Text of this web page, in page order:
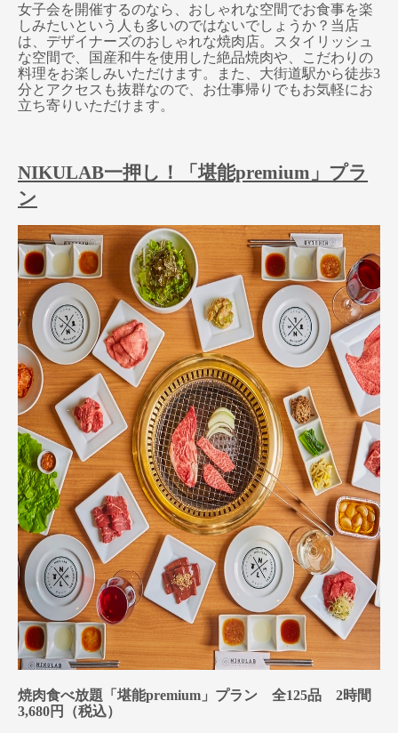
女子会を開催するのなら、おしゃれな空間でお食事を楽
しみたいという人も多いのではないでしょうか？当店
は、デザイナーズのおしゃれな焼肉店。スタイリッシュ
な空間で、国産和牛を使用した絶品焼肉や、こだわりの
料理をお楽しみいただけます。また、大街道駅から徒歩3
分とアクセスも抜群なので、お仕事帰りでもお気軽にお
立ち寄りいただけます。
NIKULAB一押し！「堪能premium」プラ
ン
焼肉食べ放題「堪能premium」プラン 全125品 2時間
3,680円（税込）